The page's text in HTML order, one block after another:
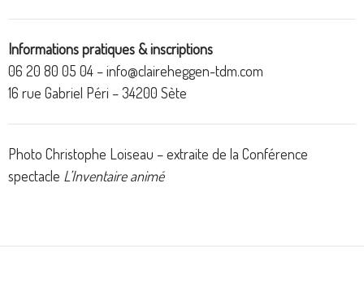
Informations pratiques & inscriptions
06 20 80 05 04 – info@claireheggen-tdm.com
16 rue Gabriel Péri – 34200 Sète
Photo Christophe Loiseau – extraite de la Conférence
spectacle L’Inventaire animé